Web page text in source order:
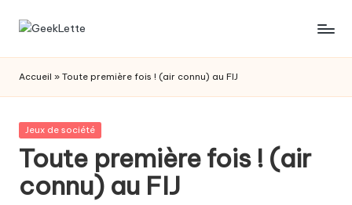
Skip
G
e
e
k
L
e
les
de
société
Accueil » Toute première fois ! (air connu) au FIJ
Posted
Jeux de société
Toute première fois ! (air
connu) au FIJ